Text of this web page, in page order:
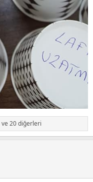
ve 20 diğerleri